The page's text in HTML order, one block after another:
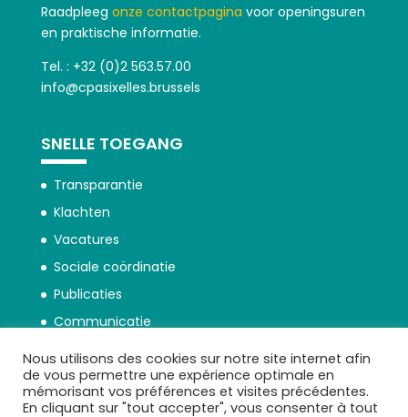
Raadpleeg onze contactpagina voor openingsuren
en praktische informatie.
Tel. : +32 (0)2 563.57.00
info@cpasixelles.brussels
SNELLE TOEGANG
Transparantie
Klachten
Vacatures
Sociale coördinatie
Publicaties
Communicatie
Nous utilisons des cookies sur notre site internet afin
de vous permettre une expérience optimale en
mémorisant vos préférences et visites précédentes.
En cliquant sur "tout accepter", vous consenter à tout